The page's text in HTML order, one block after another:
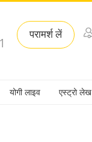
परामर्श लें
योगी लाइव एस्ट्रो लेख